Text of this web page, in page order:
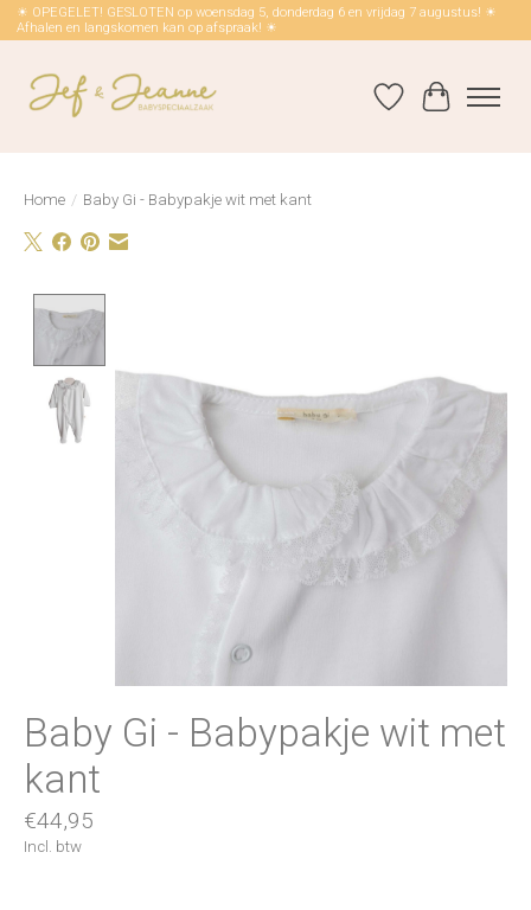
☀ OPEGELET! GESLOTEN op woensdag 5, donderdag 6 en vrijdag 7 augustus! ☀
Afhalen en langskomen kan op afspraak! ☀
Verlanglijst
Home / Baby Gi - Babypakje wit met kant
Baby Gi - Babypakje wit met
kant
€44,95
Incl. btw